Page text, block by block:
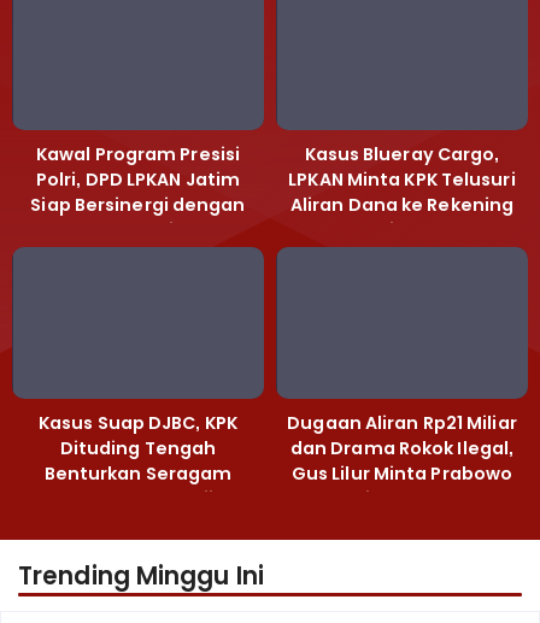
Kawal Program Presisi
Polri, DPD LPKAN Jatim
Siap Bersinergi dengan
Polda Jatim
Kasus Blueray Cargo,
LPKAN Minta KPK Telusuri
Aliran Dana ke Rekening
Heri Black
Kasus Suap DJBC, KPK
Dituding Tengah
Benturkan Seragam
Cokelat dengan Hijau
Dugaan Aliran Rp21 Miliar
dan Drama Rokok Ilegal,
Gus Lilur Minta Prabowo
Bertindak Tegas
Trending Minggu Ini